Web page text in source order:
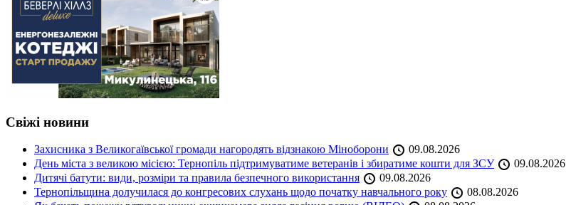
Свіжі новини
Захисника з Великогаївської громади нагородять відзнакою Міноборони
09.08.2026
День міста з великою місією: Тернопіль підтримуватиме ветеранів і збиратиме кошти для ЗСУ
09.08.2026
Дитячі батути: види, розміри та правила безпечного використання
09.08.2026
Тернопільщина долучилася до конгресових слухань щодо початку навчального року
08.08.2026